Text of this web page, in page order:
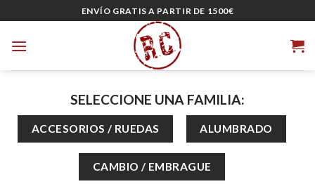
content
ENVÍO GRATIS A PARTIR DE 1500€
SELECCIONE UNA FAMILIA: